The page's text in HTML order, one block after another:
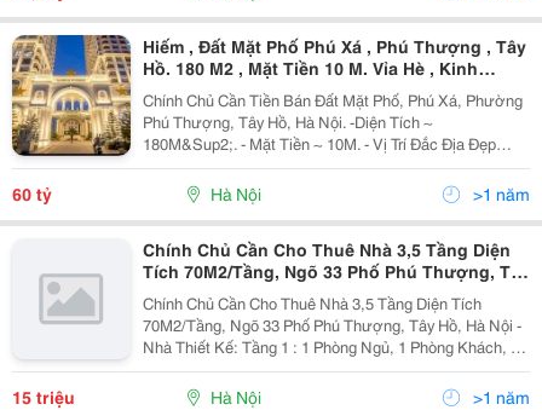
Hiếm , Đất Mặt Phố Phú Xá , Phú Thượng , Tây
Hồ. 180 M2 , Mặt Tiền 10 M. Vỉa Hè , Kinh
Doanh , Ô Tô Dừng , Đỗ , Giá : 3Xx Tr/M2
Chính Chủ Cần Tiền Bán Đất Mặt Phố, Phú Xá, Phường
Phú Thượng, Tây Hồ, Hà Nội. -Diện Tích ~
180M&Sup2;. - Mặt Tiền ~ 10M. - Vị Trí Đắc Địa Đẹp
Nhất Phố . Quá Phù Hợp Cho Cây Tòa Nhà , Kinh Doanh
Và Đầu Tư Lâu Dài. Trước Nhà Là Mặt Phố. Vỉa Hè
60 tỷ Hà Nội >1 năm
Chính Chủ Cần Cho Thuê Nhà 3,5 Tầng Diện
Tích 70M2/Tầng, Ngõ 33 Phố Phú Thượng, Tây
Hồ, Hà Nội
Chính Chủ Cần Cho Thuê Nhà 3,5 Tầng Diện Tích
70M2/Tầng, Ngõ 33 Phố Phú Thượng, Tây Hồ, Hà Nội -
Nhà Thiết Kế: Tầng 1 : 1 Phòng Ngủ, 1 Phòng Khách, 1
Nhà Vệ Sinh, Khu Vực Để Xe Máy (Để Được Khoảng 6-
7 Chiếc) Tầng 2 : 02 Phòng Ngủ, 01 Phòng...
15 triệu Hà Nội >1 năm